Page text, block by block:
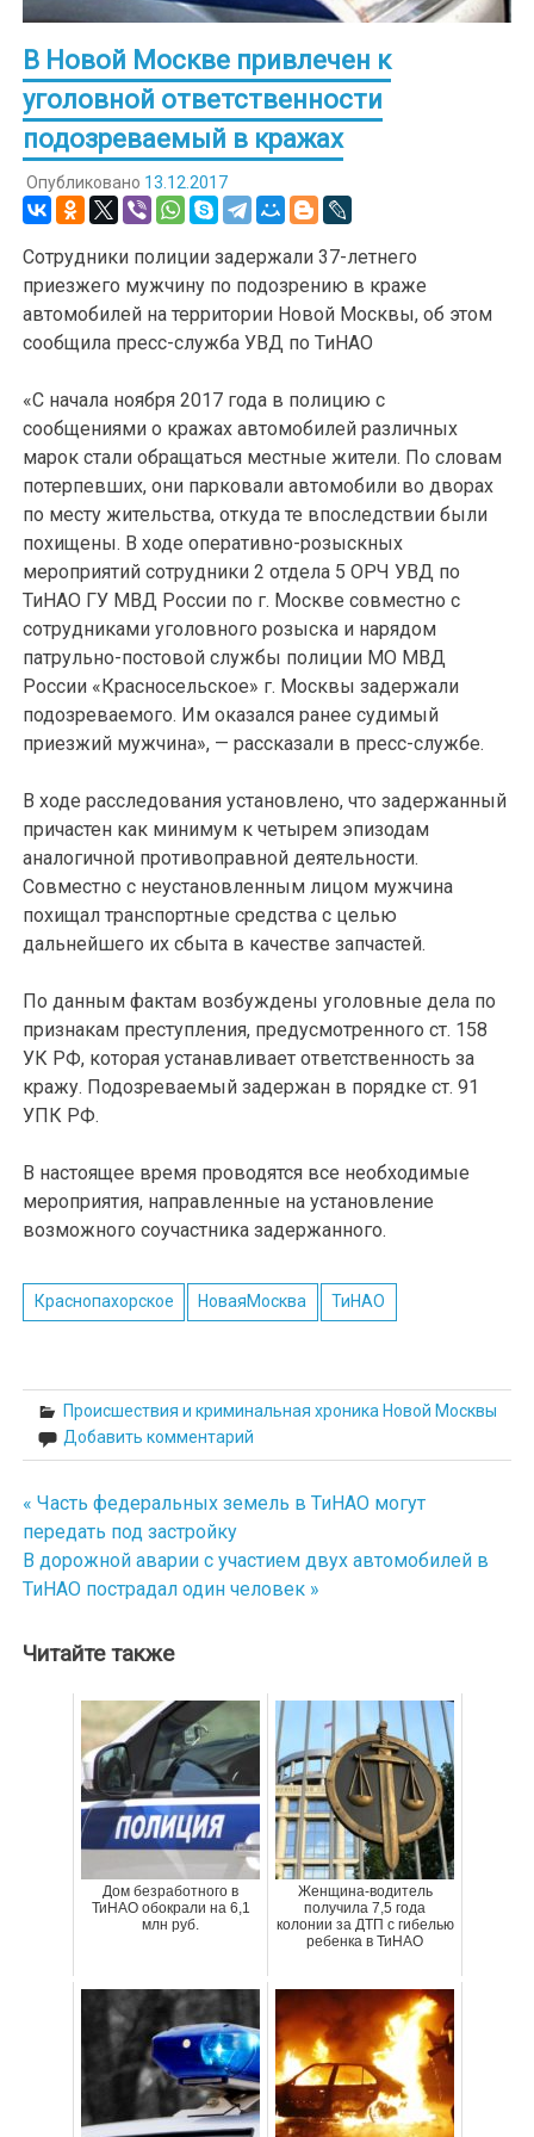
В Новой Москве привлечен к
уголовной ответственности
подозреваемый в кражах
Опубликовано 13.12.2017
Сотрудники полиции задержали 37-летнего
приезжего мужчину по подозрению в краже
автомобилей на территории Новой Москвы, об этом
сообщила пресс-служба УВД по ТиНАО
«С начала ноября 2017 года в полицию с
сообщениями о кражах автомобилей различных
марок стали обращаться местные жители. По словам
потерпевших, они парковали автомобили во дворах
по месту жительства, откуда те впоследствии были
похищены. В ходе оперативно-розыскных
мероприятий сотрудники 2 отдела 5 ОРЧ УВД по
ТиНАО ГУ МВД России по г. Москве совместно с
сотрудниками уголовного розыска и нарядом
патрульно-постовой службы полиции МО МВД
России «Красносельское» г. Москвы задержали
подозреваемого. Им оказался ранее судимый
приезжий мужчина», — рассказали в пресс-службе.
В ходе расследования установлено, что задержанный
причастен как минимум к четырем эпизодам
аналогичной противоправной деятельности.
Совместно с неустановленным лицом мужчина
похищал транспортные средства с целью
дальнейшего их сбыта в качестве запчастей.
По данным фактам возбуждены уголовные дела по
признакам преступления, предусмотренного ст. 158
УК РФ, которая устанавливает ответственность за
кражу. Подозреваемый задержан в порядке ст. 91
УПК РФ.
В настоящее время проводятся все необходимые
мероприятия, направленные на установление
возможного соучастника задержанного.
Краснопахорское НоваяМосква ТиНАО
Происшествия и криминальная хроника Новой Москвы
Добавить комментарий
Навигация
по
записям
« Часть федеральных земель в ТиНАО могут
передать под застройку
В дорожной аварии с участием двух автомобилей в
ТиНАО пострадал один человек »
Читайте также
Дом безработного в
ТиНАО обокрали на 6,1
млн руб.
Женщина-водитель
получила 7,5 года
колонии за ДТП с гибелью
ребенка в ТиНАО